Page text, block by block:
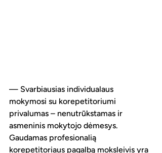
— Svarbiausias individualaus
mokymosi su korepetitoriumi
privalumas – nenutrūkstamas ir
asmeninis mokytojo dėmesys.
Gaudamas profesionalią
korepetitoriaus pagalbą moksleivis yra